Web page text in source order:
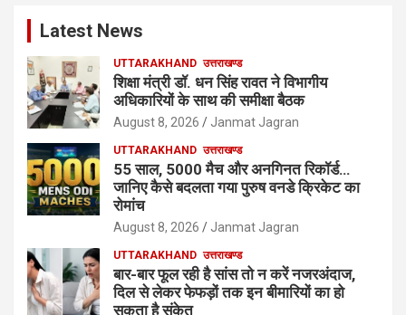
Latest News
UTTARAKHAND उत्तराखण्ड
शिक्षा मंत्री डॉ. धन सिंह रावत ने विभागीय
अधिकारियों के साथ की समीक्षा बैठक
August 8, 2026 Janmat Jagran
UTTARAKHAND उत्तराखण्ड
55 साल, 5000 मैच और अनगिनत रिकॉर्ड…
जानिए कैसे बदलता गया पुरुष वनडे क्रिकेट का
रोमांच
August 8, 2026 Janmat Jagran
UTTARAKHAND उत्तराखण्ड
बार-बार फूल रही है सांस तो न करें नजरअंदाज,
दिल से लेकर फेफड़ों तक इन बीमारियों का हो
सकता है संकेत